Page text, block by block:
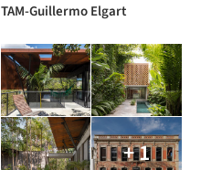
TAM-Guillermo Elgart
+ 1